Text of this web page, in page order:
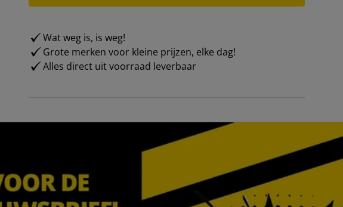
Wat weg is, is weg!
Grote merken voor kleine prijzen, elke dag!
Alles direct uit voorraad leverbaar